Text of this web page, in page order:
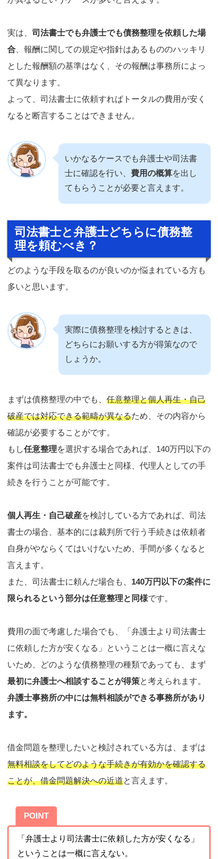
実は、 司法書士でも弁護士でも債務整理を依頼した場
合、報酬に関しての規定や指針はあるもののハッキリ
とした報酬額の基準はなく、その報酬は事務所によっ
て異なります。
よって、司法書士に依頼すればトータルの費用が安く
なると断言することはできません。
いかなるケースでも弁護士や司法書
士に確認を行い、 費用の概算を出し
てもらうことが必要と言えます。
司法書士と弁護士どちらに債務整
理を頼むべき？
どのような手段を取るのが良いのか悩まれている方も
多いと思います。
実際に債務整理を検討するときは、
どちらにお願いする方が得策なので
しょうか。
まずは債務整理の中でも、 任意整理と個人再生・自己
破産では対応できる範疇が異なるため、その内容から
確認が必要することがです。
もし任意整理を選択する場合であれば、140万円以下の
案件は司法書士でも弁護士と同様、代理人としての手
続きを行うことが可能です。
個人再生・自己破産を検討している方であれば、司法
書士の場合、基本的には裁判所で行う手続きは依頼者
自身がやならくてはいけないため、手間が多くなると
言えます。
また、司法書士に頼んだ場合も、 140万円以下の案件に
限られるという部分は任意整理と同様です。
費用の面で考慮した場合でも、「弁護士より司法書士
に依頼した方が安くなる」ということは一概に言えな
いため、どのような債務整理の種類であっても、まず
最初に弁護士へ相談することが得策と考えられます。
弁護士事務所の中には無料相談ができる事務所があり
ます。
借金問題を整理したいと検討されている方は、まずは
無料相談をしてどのような手続きが有効かを確認する
ことが、借金問題解決への近道と言えます。
POINT
「弁護士より司法書士に依頼した方が安くなる」
ということは一概に言えない。